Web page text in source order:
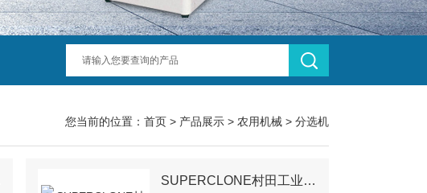
您当前的位置： 首页 > 产品展示 > 农用机械 > 分选机
SUPERCLONE村田工业 液体旋流分级装置